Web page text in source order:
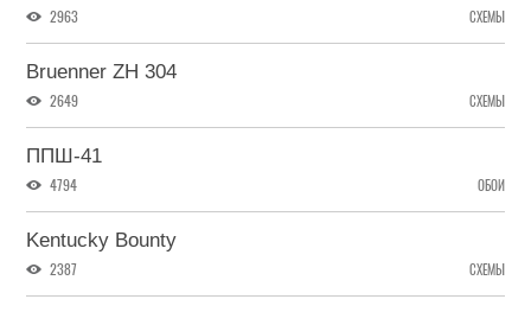
2963 СХЕМЫ
Bruenner ZH 304
2649 СХЕМЫ
ППШ-41
4794 ОБОИ
Kentucky Bounty
2387 СХЕМЫ